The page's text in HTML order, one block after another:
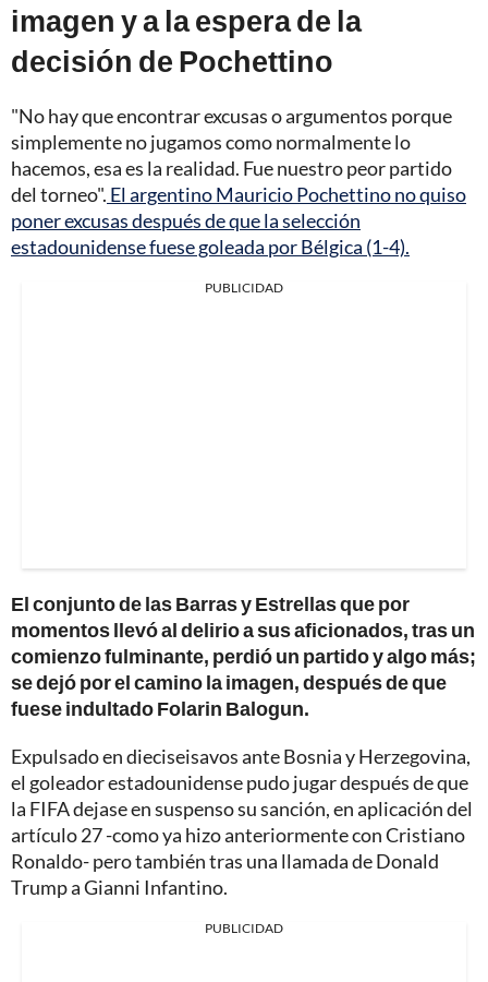
imagen y a la espera de la
decisión de Pochettino
"No hay que encontrar excusas o argumentos porque
simplemente no jugamos como normalmente lo
hacemos, esa es la realidad. Fue nuestro peor partido
del torneo". El argentino Mauricio Pochettino no quiso
poner excusas después de que la selección
estadounidense fuese goleada por Bélgica (1-4).
PUBLICIDAD
El conjunto de las Barras y Estrellas que por
momentos llevó al delirio a sus aficionados, tras un
comienzo fulminante, perdió un partido y algo más;
se dejó por el camino la imagen, después de que
fuese indultado Folarin Balogun.
Expulsado en dieciseisavos ante Bosnia y Herzegovina,
el goleador estadounidense pudo jugar después de que
la FIFA dejase en suspenso su sanción, en aplicación del
artículo 27 -como ya hizo anteriormente con Cristiano
Ronaldo- pero también tras una llamada de Donald
Trump a Gianni Infantino.
PUBLICIDAD